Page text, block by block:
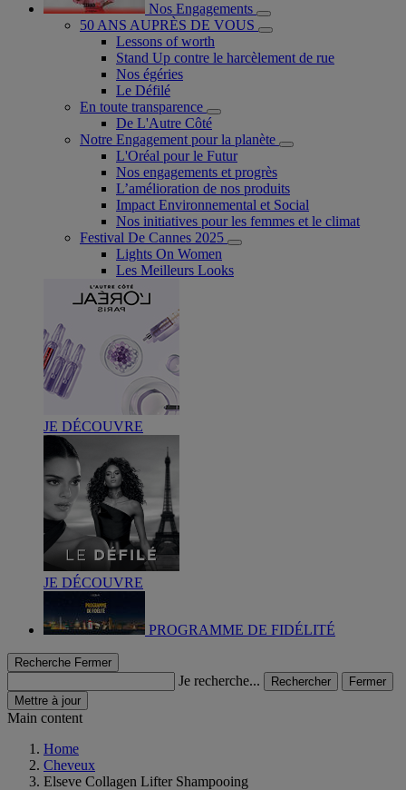
Nos Engagements
50 ANS AUPRÈS DE VOUS
Lessons of worth
Stand Up contre le harcèlement de rue
Nos égéries
Le Défilé
En toute transparence
De L'Autre Côté
Notre Engagement pour la planète
L'Oréal pour le Futur
Nos engagements et progrès
L’amélioration de nos produits
Impact Environnemental et Social
Nos initiatives pour les femmes et le climat
Festival De Cannes 2025
Lights On Women
Les Meilleurs Looks
JE DÉCOUVRE
JE DÉCOUVRE
PROGRAMME DE FIDÉLITÉ
Recherche Fermer
Je recherche... Rechercher
Fermer
Mettre à jour
Main content
Home
Cheveux
Elseve Collagen Lifter Shampooing